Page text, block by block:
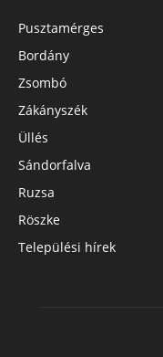
Pusztamérges
Bordány
Zsombó
Zákányszék
Üllés
Sándorfalva
Ruzsa
Röszke
Települési hírek